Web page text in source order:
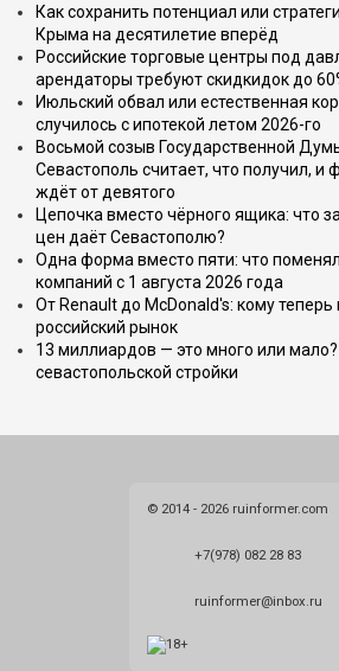
Как сохранить потенциал или
Крыма на десятилетие вперёд
Российские торговые центры под
арендаторы требуют скидкидок до
Июльский обвал или естественная
случилось с ипотекой летом 2026-го
Восьмой созыв Государственной
Севастополь считает, что получил, и
ждёт от девятого
Цепочка вместо чёрного ящика: что
цен даёт Севастополю?
Одна форма вместо пяти: что
компаний с 1 августа 2026 года
От Renault до McDonald's: кому теперь
российский рынок
13 миллиардов — это много или мало?
севастопольской стройки
© 2014 - 2026 ruinformer.com
+7(978) 082 28 83
ruinformer@inbox.ru